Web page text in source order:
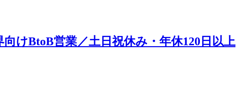
けBtoB営業／土日祝休み・年休120日以上